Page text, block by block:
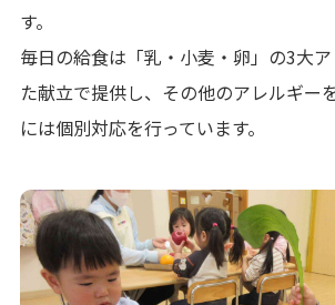
す。
毎日の給食は「乳・小麦・卵」の3大
た献立で提供し、その他のアレルギー
には個別対応を行っています。